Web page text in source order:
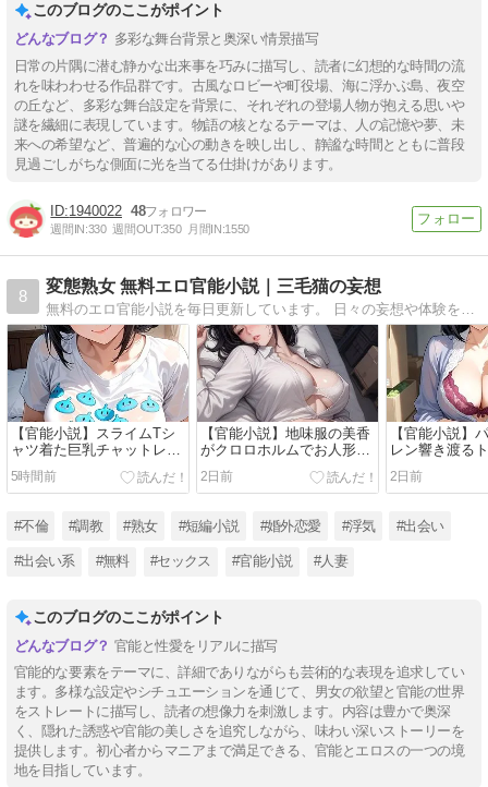
このブログのここがポイント
多彩な舞台背景と奥深い情景描写
日常の片隅に潜む静かな出来事を巧みに描写し、読者に幻想的な時間の流
れを味わわせる作品群です。古風なロビーや町役場、海に浮かぶ島、夜空
の丘など、多彩な舞台設定を背景に、それぞれの登場人物が抱える思いや
謎を繊細に表現しています。物語の核となるテーマは、人の記憶や夢、未
来への希望など、普遍的な心の動きを映し出し、静謐な時間とともに普段
見過ごしがちな側面に光を当てる仕掛けがあります。
1940022 48
週間IN:330 週間OUT:350 月間IN:1550
8
変態熟女 無料エロ官能小説｜三毛猫の妄想
無料のエロ官能小説を毎日更新しています。 日々の妄想や体験をベースに、欲求不満の男性と変態熟女の濃厚でリアルなエロストーリーを書いています。 巨乳・尻・人妻・露出・即ハメなど、フェチ要素強め。短時間で読める短編が中心です。
【官能小説】スライムTシ
ャツ着た巨乳チャットレデ
ィが配信中に無言で犯され
る話
5時間前
【官能小説】地味服の美香
がクロロホルムでお人形化
ピストンマシーンと中出し
でイキ狂う
2日前
【官能小説】
レン響き渡る
台！巨乳ヒッ
を野菜と肉棒
2日前
#不倫 #調教 #熟女 #短編小説 #婚外恋愛 #浮気 #出会い
#出会い系 #無料 #セックス #官能小説 #人妻
このブログのここがポイント
官能と性愛をリアルに描写
官能的な要素をテーマに、詳細でありながらも芸術的な表現を追求してい
ます。多様な設定やシチュエーションを通じて、男女の欲望と官能の世界
をストレートに描写し、読者の想像力を刺激します。内容は豊かで奥深
く、隠れた誘惑や官能の美しさを追究しながら、味わい深いストーリーを
提供します。初心者からマニアまで満足できる、官能とエロスの一つの境
地を目指しています。